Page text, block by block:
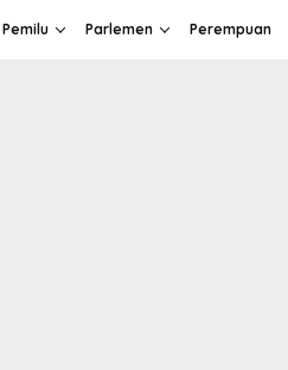
Pemilu Parlemen Perempuan